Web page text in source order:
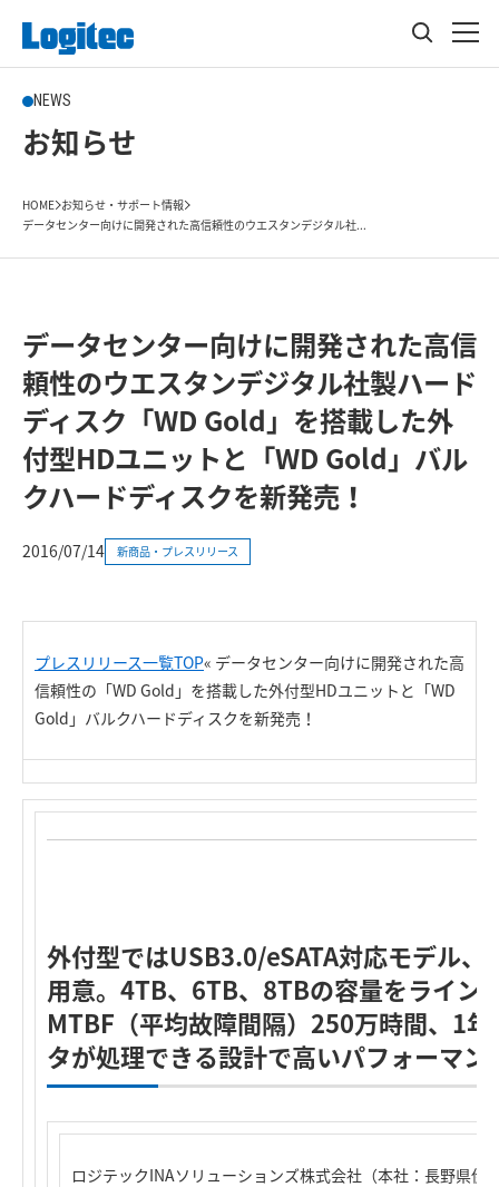
NEWS
お知らせ
HOME お知らせ・サポート情報
データセンター向けに開発された高信頼性のウエスタンデジタル社...
データセンター向けに開発された高信
頼性のウエスタンデジタル社製ハード
ディスク「WD Gold」を搭載した外
付型HDユニットと「WD Gold」バル
クハードディスクを新発売！
2016/07/14 新商品・プレスリリース
プレスリリース一覧TOP« データセンター向けに開発された高
信頼性の 「WD Gold」を搭載した外付型HDユニットと「WD
Gold」バルクハードディスクを新発売！
外付型ではUSB3.0/eSATA対応モデル
用意。4TB、6TB、8TBの容量をライン
MTBF（平均故障間隔）250万時間、1
タが処理できる設計で高いパフォーマ
ロジテックINAソリューションズ株式会社（本社：長野県伊